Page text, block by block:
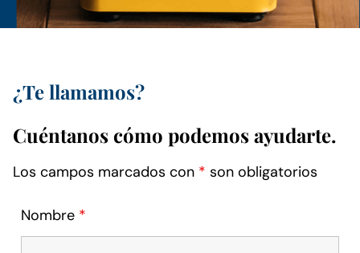
¿Te llamamos?
Cuéntanos cómo podemos ayudarte.
Los campos marcados con * son obligatorios
Nombre *